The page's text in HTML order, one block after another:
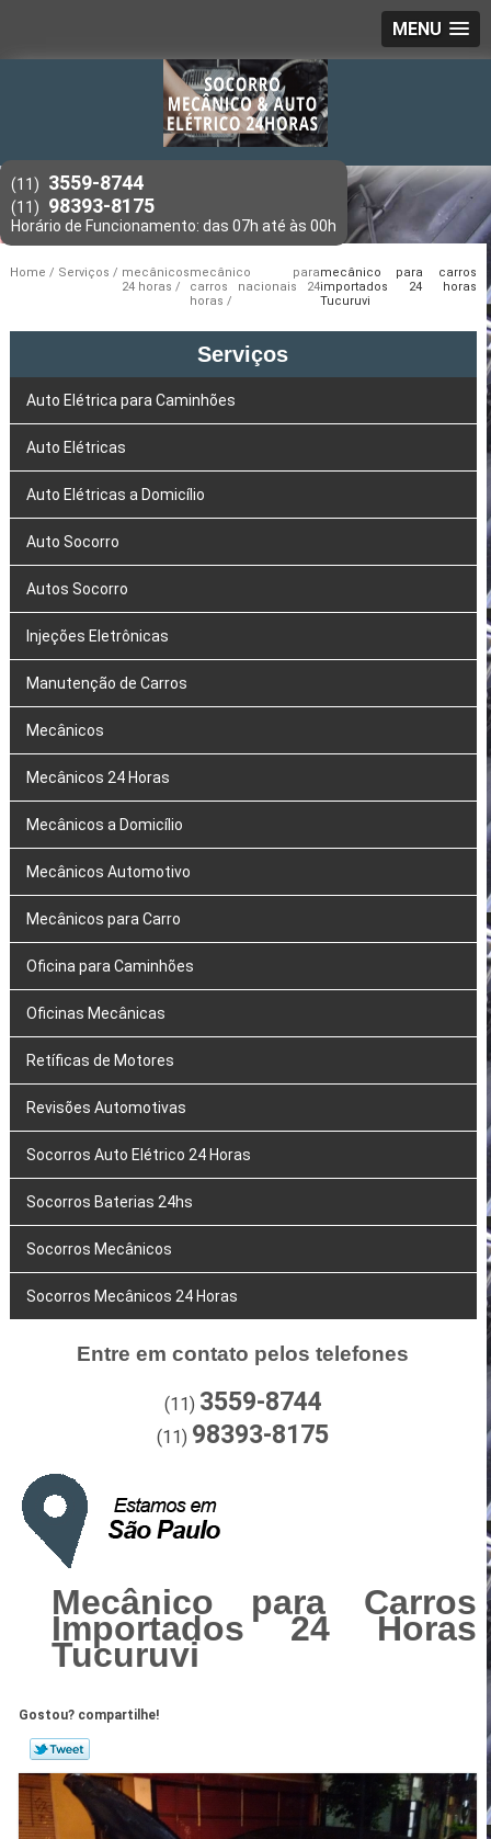
MENU
(11) 3559-8744
(11) 98393-8175
Home Serviços
mecânicos
24 horas
mecânico para
carros nacionais 24
horas
mecânico para carros
importados 24 horas
Tucuruvi
Serviços
Auto Elétrica para Caminhões
Auto Elétricas
Auto Elétricas a Domicílio
Auto Socorro
Autos Socorro
Injeções Eletrônicas
Manutenção de Carros
Mecânicos
Mecânicos 24 Horas
Mecânicos a Domicílio
Mecânicos Automotivo
Mecânicos para Carro
Oficina para Caminhões
Oficinas Mecânicas
Retíficas de Motores
Revisões Automotivas
Socorros Auto Elétrico 24 Horas
Socorros Baterias 24hs
Socorros Mecânicos
Socorros Mecânicos 24 Horas
Entre em contato pelos telefones
(11) 3559-8744
(11) 98393-8175
Mecânico para Carros
Importados 24 Horas
Tucuruvi
Gostou? compartilhe!